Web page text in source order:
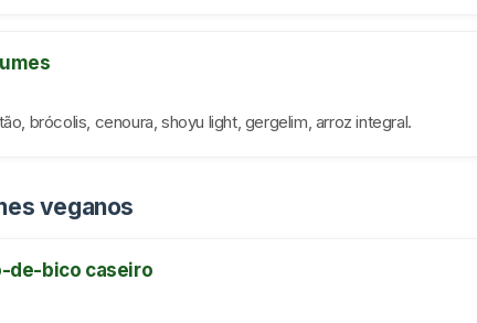
brócolis, cenoura, shoyu light, gergelim, arroz integral.
veganos
de-bico caseiro